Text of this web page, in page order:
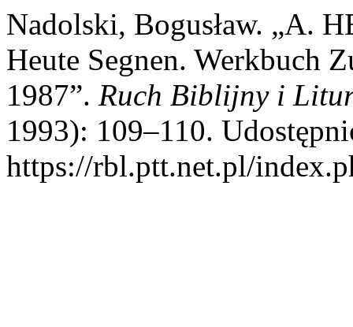
Nadolski, Bogusław. „A.
Heute Segnen. Werkbuch
1987”. Ruch Biblijny i
1993): 109–110.
https://rbl.ptt.net.pl/